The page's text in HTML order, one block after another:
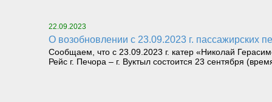
22.09.2023
О возобновлении с 23.09.2023 г. пассажирских
Сообщаем, что с 23.09.2023 г. катер «Николай
Рейс г. Печора – г. Вуктыл состоится 23 сентября